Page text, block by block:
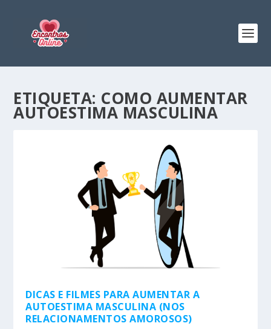
ETIQUETA: COMO AUMENTAR
AUTOESTIMA MASCULINA
DICAS E FILMES PARA AUMENTAR A
AUTOESTIMA MASCULINA (NOS
RELACIONAMENTOS AMOROSOS)